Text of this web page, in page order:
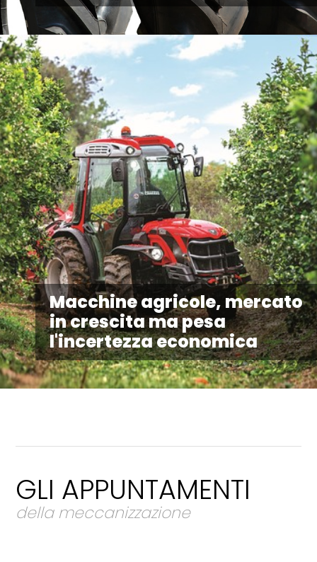
Macchine agricole, mercato
in crescita ma pesa
l'incertezza economica
GLI APPUNTAMENTI
della meccanizzazione